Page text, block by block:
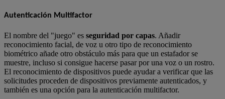
Autenticación Multifactor
El nombre del "juego" es seguridad por capas. Añadir
reconocimiento facial, de voz u otro tipo de reconocimiento
biométrico añade otro obstáculo más para que un estafador se
muestre, incluso si consigue hacerse pasar por una voz o un rostro.
El reconocimiento de dispositivos puede ayudar a verificar que las
solicitudes proceden de dispositivos previamente autenticados, y
también es una opción para la autenticación multifactor.